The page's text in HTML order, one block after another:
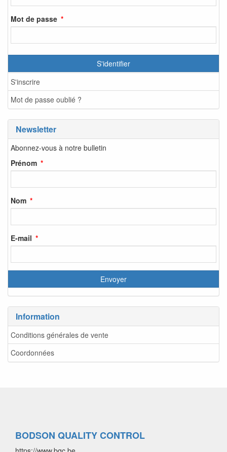
Mot de passe
S'identifier
S'inscrire
Mot de passe oublié ?
Newsletter
Abonnez-vous à notre bulletin
Prénom
Nom
E-mail
Information
Conditions générales de vente
Coordonnées
BODSON QUALITY CONTROL